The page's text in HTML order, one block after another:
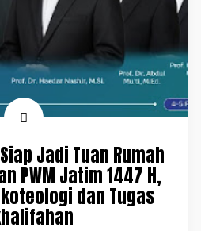
Jadi Tuan Rumah
PWM Jatim 1447 H,
dan Tugas